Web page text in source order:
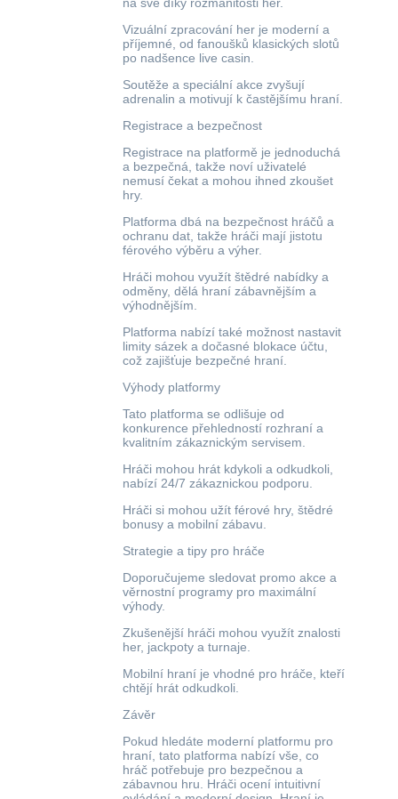
Vizuální zpracování her je moderní a
příjemné, od fanoušků klasických slotů
po nadšence live casin.
Soutěže a speciální akce zvyšují
adrenalin a motivují k častějšímu hraní.
Registrace a bezpečnost
Registrace na platformě je jednoduchá
a bezpečná, takže noví uživatelé
nemusí čekat a mohou ihned zkoušet
hry.
Platforma dbá na bezpečnost hráčů a
ochranu dat, takže hráči mají jistotu
férového výběru a výher.
Hráči mohou využít štědré nabídky a
odměny, dělá hraní zábavnějším a
výhodnějším.
Platforma nabízí také možnost nastavit
limity sázek a dočasné blokace účtu,
což zajišťuje bezpečné hraní.
Výhody platformy
Tato platforma se odlišuje od
konkurence přehledností rozhraní a
kvalitním zákaznickým servisem.
Hráči mohou hrát kdykoli a odkudkoli,
nabízí 24/7 zákaznickou podporu.
Hráči si mohou užít férové hry, štědré
bonusy a mobilní zábavu.
Strategie a tipy pro hráče
Doporučujeme sledovat promo akce a
věrnostní programy pro maximální
výhody.
Zkušenější hráči mohou využít znalosti
her, jackpoty a turnaje.
Mobilní hraní je vhodné pro hráče, kteří
chtějí hrát odkudkoli.
Závěr
Pokud hledáte moderní platformu pro
hraní, tato platforma nabízí vše, co
hráč potřebuje pro bezpečnou a
zábavnou hru. Hráči ocení intuitivní